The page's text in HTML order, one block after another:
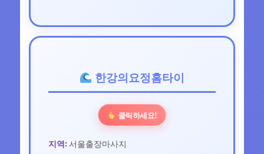
한강의요정홈타이
클릭하세요!
지역: 서울출장마사지